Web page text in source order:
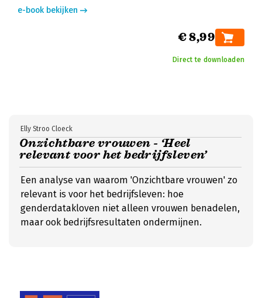
e-book bekijken
€ 8,99
Direct te downloaden
Onzichtbare vrouwen - ‘Heel
relevant voor het bedrijfsleven’
Elly Stroo Cloeck
Een analyse van waarom 'Onzichtbare vrouwen' zo
relevant is voor het bedrijfsleven: hoe
genderdatakloven niet alleen vrouwen benadelen,
maar ook bedrijfsresultaten ondermijnen.